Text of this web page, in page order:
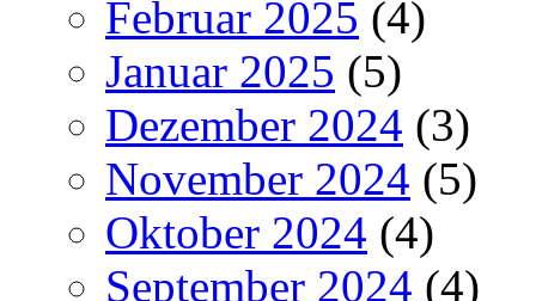
Februar 2025 (4)
Januar 2025 (5)
Dezember 2024 (3)
November 2024 (5)
Oktober 2024 (4)
September 2024 (4)